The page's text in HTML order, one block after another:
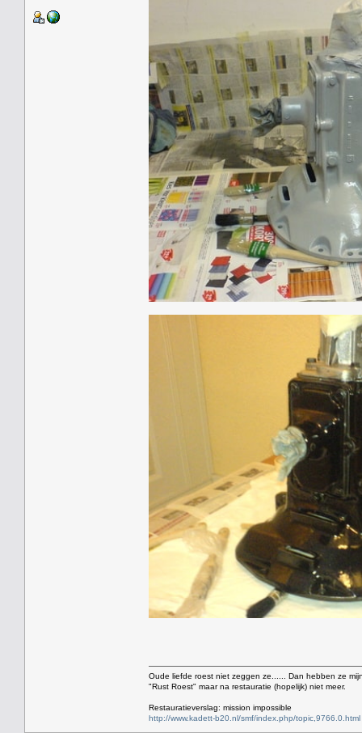
Oude liefde roest niet zeggen ze...... Dan hebben ze
"Rust Roest" maar na restauratie (hopelijk) niet meer.
Restauratieverslag: mission impossible
http://www.kadett-b20.nl/smf/index.php/topic,9766.0.html